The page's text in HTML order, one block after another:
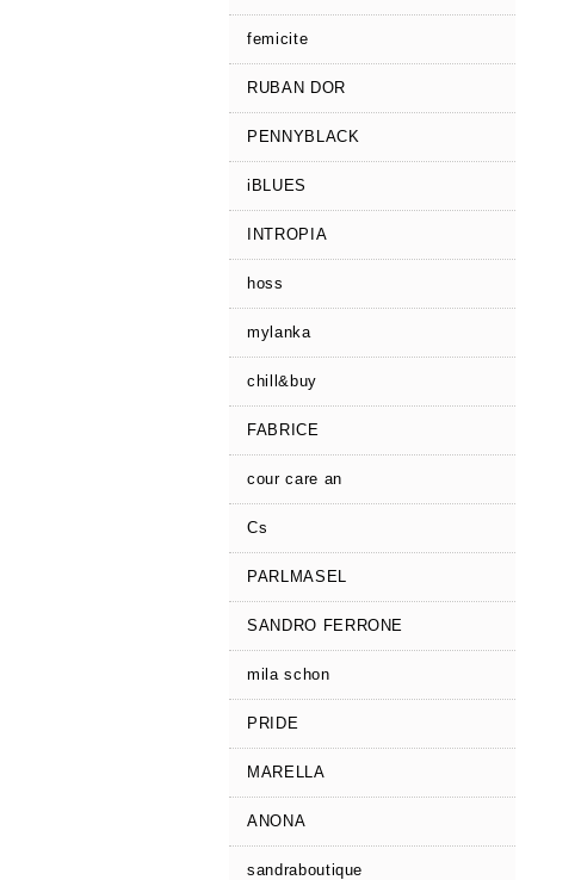
femicite
RUBAN DOR
PENNYBLACK
iBLUES
INTROPIA
hoss
mylanka
chill&buy
FABRICE
cour care an
Cs
PARLMASEL
SANDRO FERRONE
mila schon
PRIDE
MARELLA
ANONA
sandraboutique